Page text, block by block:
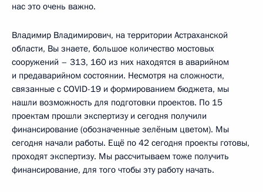
нас это очень важно.
Владимир Владимирович, на территории Астраханской
области, Вы знаете, большое количество мостовых
сооружений – 313, 160 из них находятся в аварийном
и предаварийном состоянии. Несмотря на сложности,
связанные с COVID-19 и формированием бюджета, мы
нашли возможность для подготовки проектов. По 15
проектам прошли экспертизу и сегодня получили
финансирование (обозначенные зелёным цветом). Мы
сегодня начали работы. Ещё по 42 сегодня проекты готовы,
проходят экспертизу. Мы рассчитываем тоже получить
финансирование, для того чтобы эту работу начать.